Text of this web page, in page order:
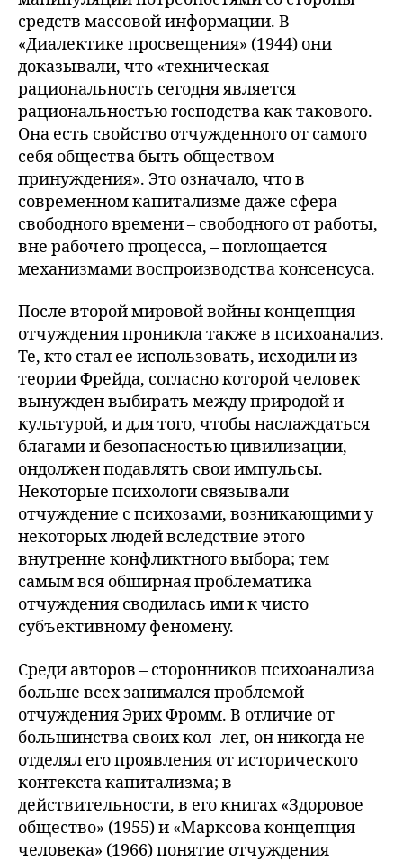
средств массовой информации. В
«Диалектике просвещения» (1944) они
доказывали, что «техническая
рациональность сегодня является
рациональностью господства как такового.
Она есть свойство отчужденного от самого
себя общества быть обществом
принуждения». Это означало, что в
современном капитализме даже сфера
свободного времени – свободного от работы,
вне рабочего процесса, – поглощается
механизмами воспроизводства консенсуса.
После второй мировой войны концепция
отчуждения проникла также в психоанализ.
Те, кто стал ее использовать, исходили из
теории Фрейда, согласно которой человек
вынужден выбирать между природой и
культурой, и для того, чтобы наслаждаться
благами и безопасностью цивилизации,
ондолжен подавлять свои импульсы.
Некоторые психологи связывали
отчуждение с психозами, возникающими у
некоторых людей вследствие этого
внутренне конфликтного выбора; тем
самым вся обширная проблематика
отчуждения сводилась ими к чисто
субъективному феномену.
Среди авторов – сторонников психоанализа
больше всех занимался проблемой
отчуждения Эрих Фромм. В отличие от
большинства своих кол- лег, он никогда не
отделял его проявления от исторического
контекста капитализма; в
действительности, в его книгах «Здоровое
общество» (1955) и «Марксова концепция
человека» (1966) понятие отчуждения